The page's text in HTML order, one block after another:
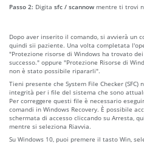
Passo 2: Digita sfc / scannow mentre ti trovi
Dopo aver inserito il comando, si avvierà un
quindi sii paziente. Una volta completata
"Protezione risorse di Windows ha trovato
successo." oppure "Protezione Risorse di
non è stato possibile ripararli".
Tieni presente che System File Checker
integrità per i file del sistema che sono
Per correggere questi file è necessario
comandi in Windows Recovery. È possibile
schermata di accesso cliccando su Arresta,
mentre si seleziona Riavvia.
Su Windows 10, puoi premere il tasto Win,